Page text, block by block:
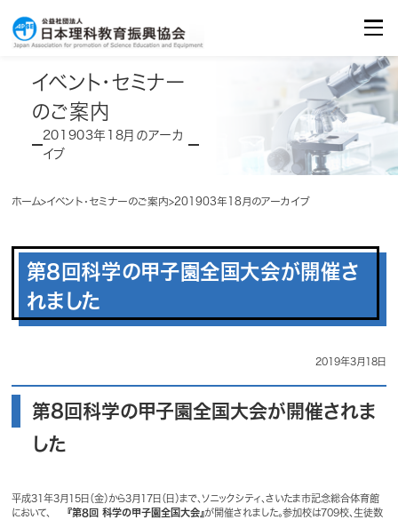
Seminar/Event
イベント・セミナー
のご案内
201903年18月のアーカ
イブ
ホーム イベント・セミナーのご案内 201903年18月のアーカイブ
第8回科学の甲子園全国大会が開催さ
れました
2019年3月18日
第8回科学の甲子園全国大会が開催されま
した
平成31年3月15日（金）から3月17日（日）まで、ソニックシティ、さいたま市記念総合体育館
において、『第8回 科学の甲子園全国大会』が開催されました。参加校は709校、生徒数